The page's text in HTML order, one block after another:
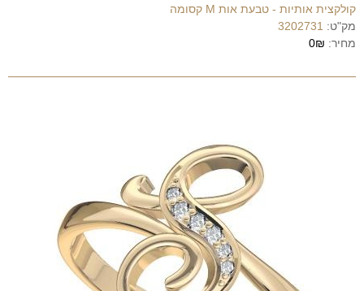
קולקצית אותיות - טבעת אות M קסומה
מק"ט: 3202731
מחיר: 0₪